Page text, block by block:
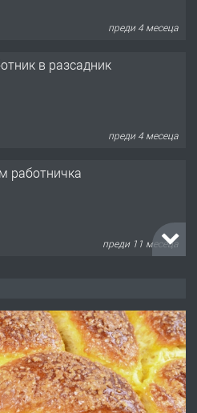
преди 4 месеца
в разсадник
преди 4 месеца
работничка
преди 11 месеца
преди 1 година
за общи работници